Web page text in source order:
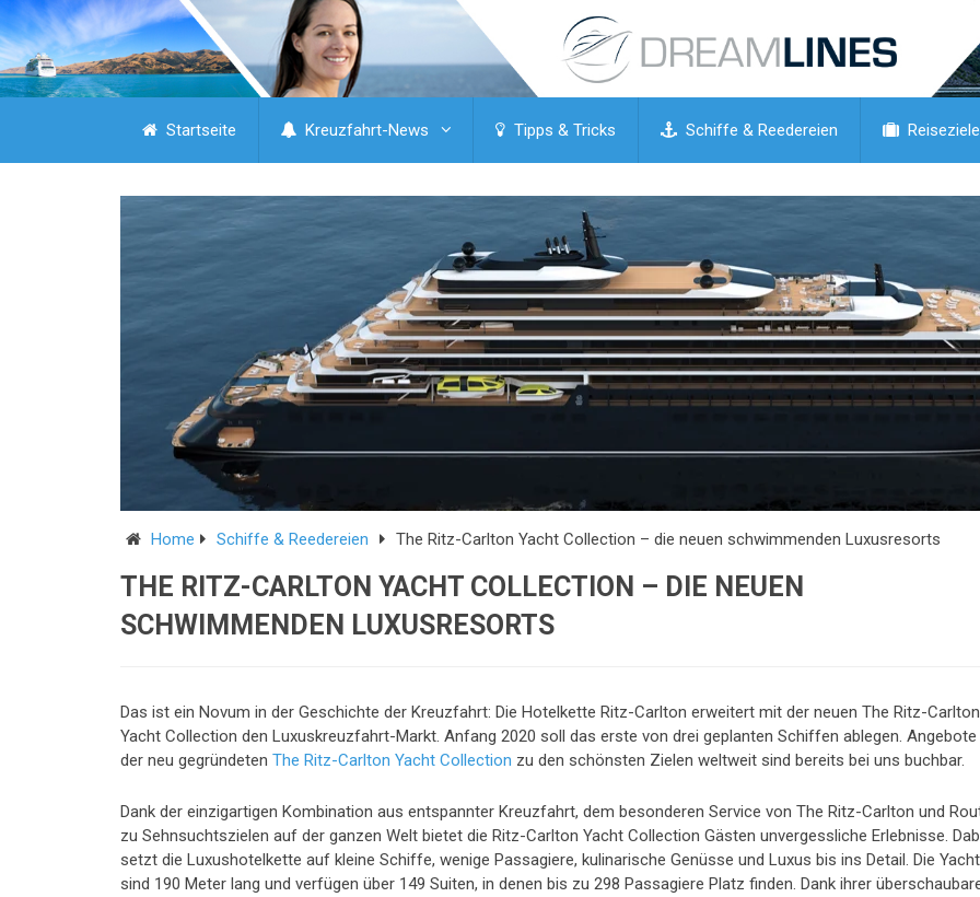
Startseite Kreuzfahrt-News Tipps & Tricks Schiffe & Reedereien Reiseziele
Home Schiffe & Reedereien The Ritz-Carlton Yacht Collection – die neuen schwimmenden Luxusresorts
THE RITZ-CARLTON YACHT COLLECTION – DIE NEUEN
SCHWIMMENDEN LUXUSRESORTS
Das ist ein Novum in der Geschichte der Kreuzfahrt: Die Hotelkette Ritz-Carlton erweitert mit der neuen The Ritz-Carlton
Yacht Collection den Luxuskreuzfahrt-Markt. Anfang 2020 soll das erste von drei geplanten Schiffen ablegen. Angebote
der neu gegründeten The Ritz-Carlton Yacht Collection zu den schönsten Zielen weltweit sind bereits bei uns buchbar.
Dank der einzigartigen Kombination aus entspannter Kreuzfahrt, dem besonderen Service von The Ritz-Carlton und
zu Sehnsuchtszielen auf der ganzen Welt bietet die Ritz-Carlton Yacht Collection Gästen unvergessliche Erlebnisse.
setzt die Luxushotelkette auf kleine Schiffe, wenige Passagiere, kulinarische Genüsse und Luxus bis ins Detail. Die
sind 190 Meter lang und verfügen über 149 Suiten, in denen bis zu 298 Passagiere Platz finden. Dank ihrer